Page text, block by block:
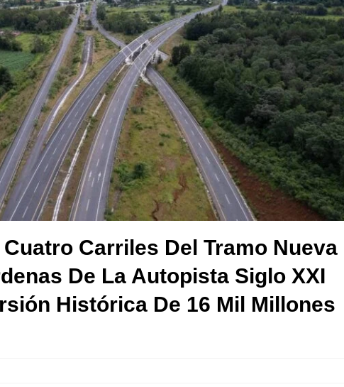
Carriles Del Tramo Nueva
De La Autopista Siglo XXI
Histórica De 16 Mil Millones